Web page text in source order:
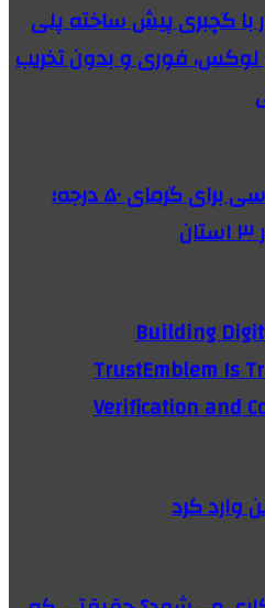
با گچبری پیش ساخته پلی
لوکس، فوری و بدون تخریب
هشدار قرمز هواشناسی برای گرمای ۵۰ درجه؛
Building
TrustEmblem Is
Verification and
وارد کرد